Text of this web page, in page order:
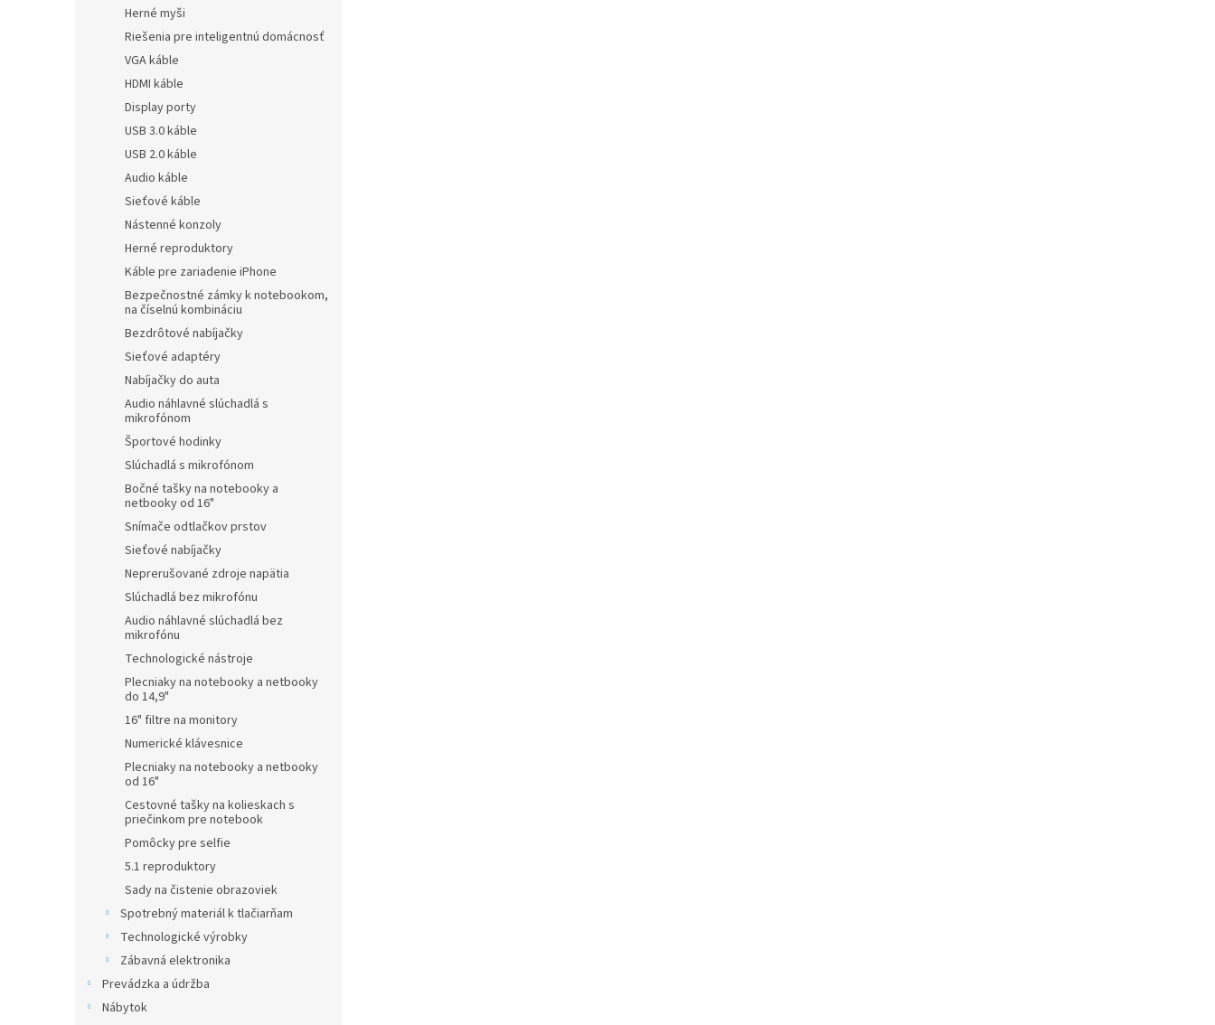
Herné myši
Riešenia pre inteligentnú domácnosť
VGA káble
HDMI káble
Display porty
USB 3.0 káble
USB 2.0 káble
Audio káble
Sieťové káble
Nástenné konzoly
Herné reproduktory
Káble pre zariadenie iPhone
Bezpečnostné zámky k notebookom,
na číselnú kombináciu
Bezdrôtové nabíjačky
Sieťové adaptéry
Nabíjačky do auta
Audio náhlavné slúchadlá s
mikrofónom
Športové hodinky
Slúchadlá s mikrofónom
Bočné tašky na notebooky a
netbooky od 16"
Snímače odtlačkov prstov
Sieťové nabíjačky
Neprerušované zdroje napätia
Slúchadlá bez mikrofónu
Audio náhlavné slúchadlá bez
mikrofónu
Technologické nástroje
Plecniaky na notebooky a netbooky
do 14,9"
16" filtre na monitory
Numerické klávesnice
Plecniaky na notebooky a netbooky
od 16"
Cestovné tašky na kolieskach s
priečinkom pre notebook
Pomôcky pre selfie
5.1 reproduktory
Sady na čistenie obrazoviek
Spotrebný materiál k tlačiarňam
Technologické výrobky
Zábavná elektronika
Prevádzka a údržba
Nábytok